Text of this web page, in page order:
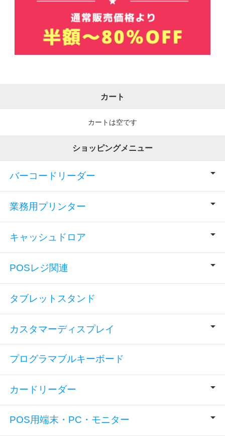
カート
カートは空です
ショッピングメニュー
バーコードリーダー
業務用プリンター
キャッシュドロア
POSレジ関連
タブレットスタンド
カスタマーディスプレイ
プログラマブルキーボード
カードリーダー
POS用端末・PC・モニター